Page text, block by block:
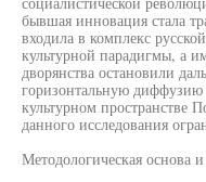
бывшая инновация стала
входила в комплекс
культурной парадигмы, а
дворянства остановили
горизонтальную диффузию
культурном пространстве
данного исследования
Методологическая основа